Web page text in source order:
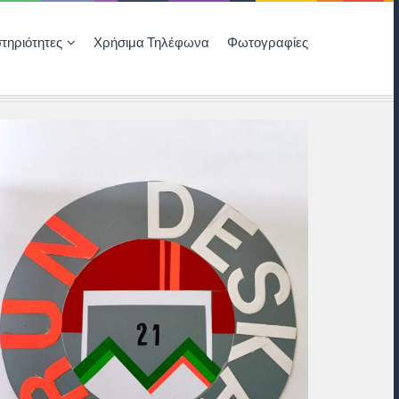
Χρήσιμα Τηλέφωνα Φωτογραφίες